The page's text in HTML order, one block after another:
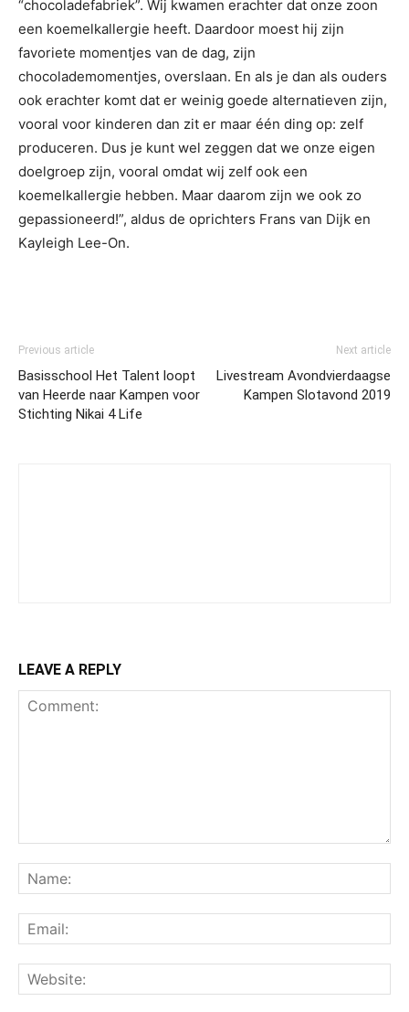
“chocoladefabriek”. Wij kwamen erachter dat onze zoon
een koemelkallergie heeft. Daardoor moest hij zijn
favoriete momentjes van de dag, zijn
chocolademomentjes, overslaan. En als je dan als ouders
ook erachter komt dat er weinig goede alternatieven zijn,
vooral voor kinderen dan zit er maar één ding op: zelf
produceren. Dus je kunt wel zeggen dat we onze eigen
doelgroep zijn, vooral omdat wij zelf ook een
koemelkallergie hebben. Maar daarom zijn we ook zo
gepassioneerd!”, aldus de oprichters Frans van Dijk en
Kayleigh Lee-On.
Previous article
Basisschool Het Talent loopt
van Heerde naar Kampen voor
Stichting Nikai 4 Life
Next article
Livestream Avondvierdaagse
Kampen Slotavond 2019
LEAVE A REPLY